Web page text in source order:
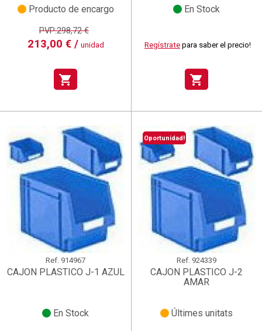
Producto de encargo
PVP:298,72 €
213,00 € / unidad
shopping_cart
En Stock
Regístrate para saber el precio!
shopping_cart
Ref. 914967
CAJON PLASTICO J-1 AZUL
En Stock
Oportunidad!
Ref. 924339
CAJON PLASTICO J-2
AMAR
Últimes unitats